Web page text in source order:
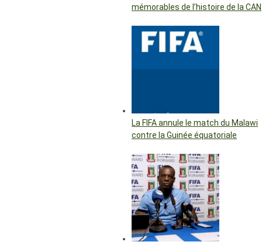
mémorables de l’histoire de la CAN
La FIFA annule le match du Malawi
contre la Guinée équatoriale